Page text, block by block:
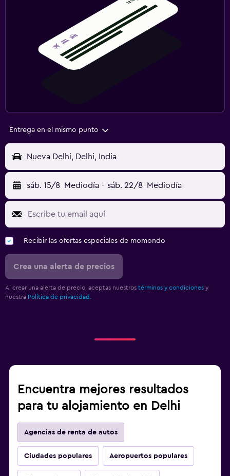
Entrega en el mismo punto
Nueva Delhi, Delhi, India
sáb. 15/8 Mediodía - sáb. 22/8 Mediodía
Recibir las ofertas especiales de momondo
Crea una alerta de precios
Al crear una alerta de precio, aceptas nuestros términos y condiciones y
nuestra Política de privacidad.
Encuentra mejores resultados
para tu alojamiento en Delhi
Agencias de renta de autos
Ciudades populares Aeropuertos populares